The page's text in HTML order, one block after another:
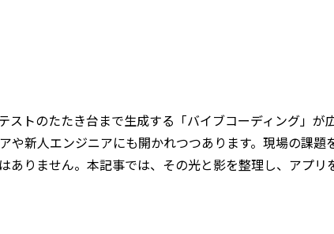
ストのたたき台まで生成する「バイブコーディング」が
や新人エンジニアにも開かれつつあります。現場の課
ありません。本記事では、その光と影を整理し、アプ